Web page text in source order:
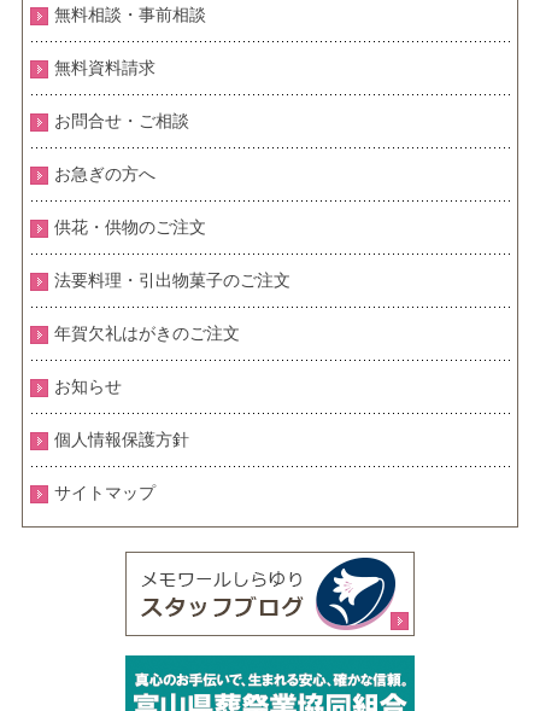
無料相談・事前相談
無料資料請求
お問合せ・ご相談
お急ぎの方へ
供花・供物のご注文
法要料理・引出物菓子のご注文
年賀欠礼はがきのご注文
お知らせ
個人情報保護方針
サイトマップ